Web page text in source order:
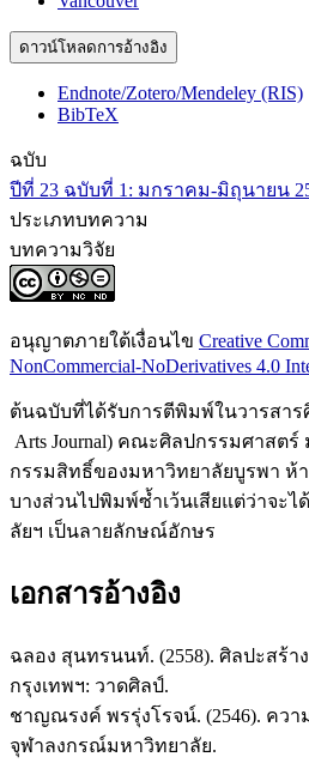
ดาวน์โหลดการอ้างอิง
Endnote/Zotero/Mendeley (RIS)
BibTeX
ฉบับ
ปีที่ 23 ฉบับที่ 1: มกราคม-มิถุนายน
ประเภทบทความ
บทความวิจัย
อนุญาตภายใต้เงื่อนไข Creative
NonCommercial-NoDerivatives 4.0
ต้นฉบับที่ได้รับการตีพิมพ์ในวารสาร
Arts Journal) คณะศิลปกรรมศาสต
กรรมสิทธิ์ของมหาวิทยาลัยบูรพา
บางส่วนไปพิมพ์ซ้ำเว้นเสียแต่ว่าจะ
ลัยฯ เป็นลายลักษณ์อักษร
เอกสารอ้างอิง
ฉลอง สุนทรนนท์. (2558). ศิลปะสร้า
กรุงเทพฯ: วาดศิลป์.
ชาญณรงค์ พรรุ่งโรจน์. (2546). ควา
จุฬาลงกรณ์มหาวิทยาลัย.